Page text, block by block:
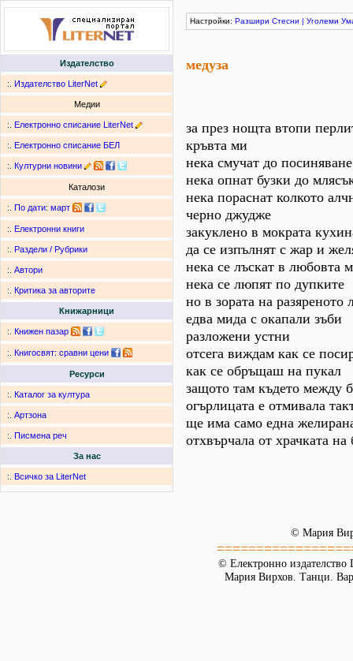
Издателство
:. Издателство LiterNet
Медии
:. Електронно списание LiterNet
:. Електронно списание БЕЛ
:. Културни новини
Каталози
:. По дати: март
:. Електронни книги
:. Раздели / Рубрики
:. Автори
:. Критика за авторите
Книжарници
:. Книжен пазар
:. Книгосвят: сравни цени
Ресурси
:. Каталог за култура
:. Артзона
:. Писмена реч
За нас
:. Всичко за LiterNet
Настройки: Разшири Стесни | Уголеми
медуза
за през нощта втопи
кръвта ми
нека смучат до посиняване
нека опнат бузки до
нека пораснат колкото
черно джудже
закуклено в мократа
да се изпълнят с жар и
нека се лъскат в любовта
нека се люпят по дупките
но в зората на
едва мида с окапали зъби
разложени устни
отсега виждам как се
как се обръщаш на пукал
защото там където между
огърлицата е отмивала
ще има само една
отхвърчала от храчката
© Мария
© Електронно издателство
Мария Вирхов. Танци.